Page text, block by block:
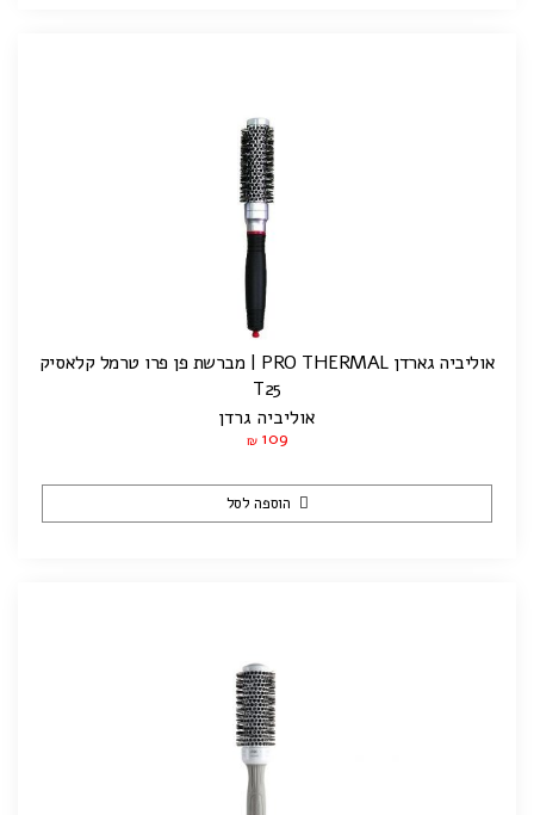
אוליביה גארדן PRO THERMAL | מברשת פן פרו טרמל קלאסיק
T25
אוליביה גרדן
₪ 109
הוספה לסל